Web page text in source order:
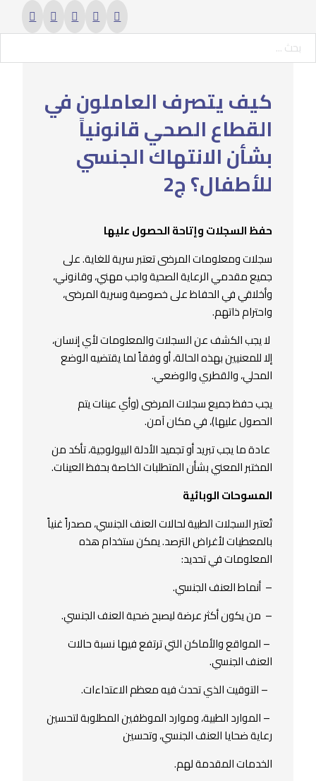
بحث ...
كيف يتصرف العاملون في
القطاع الصحي قانونياً
بشأن الانتهاك الجنسي
للأطفال؟ ج2
حفظ السجلات وإتاحة الحصول عليها
سجلات ومعلومات المرضى تعتبر سرية للغاية. على
جميع مقدمي الرعاية الصحية واجب مهني، وقانوني،
وأخلاقي في الحفاظ على خصوصية وسرية المرضى،
واحترام ذاتهم.
لا يجب الكشف عن السجلات والمعلومات لأي إنسان،
إلا للمعنيين بهذه الحالة، أو وفقاً لما يقتضيه الوضع
المحلي، والقطري والوضعي.
يجب حفظ جميع سجلات المرضى (وأي عينات يتم
الحصول عليها)، في مكان آمن.
عادة ما يجب تبريد أو تجميد الأدلة البيولوجية، تأكد من
المختبر المعني بشأن المتطلبات الخاصة بحفظ العينات.
المسوحات الوبائية
تُعتبر السجلات الطبية لحالات العنف الجنسي، مصدراً غنياً
بالمعطيات لأغراض الترصد. يمكن ستخدام هذه
المعلومات في تحديد:
– أنماط العنف الجنسي.
– من يكون أكثر عرضة ليصبح ضحية العنف الجنسي.
– المواقع والأماكن التي ترتفع فيها نسبة حالات
العنف الجنسي.
– التوقيت الذي تحدث فيه معظم الاعتداءات.
– الموارد الطبية، وموارد الموظفين المطلوبة لتحسين
رعاية ضحايا العنف الجنسي، وتحسين
الخدمات المقدمة لهم.